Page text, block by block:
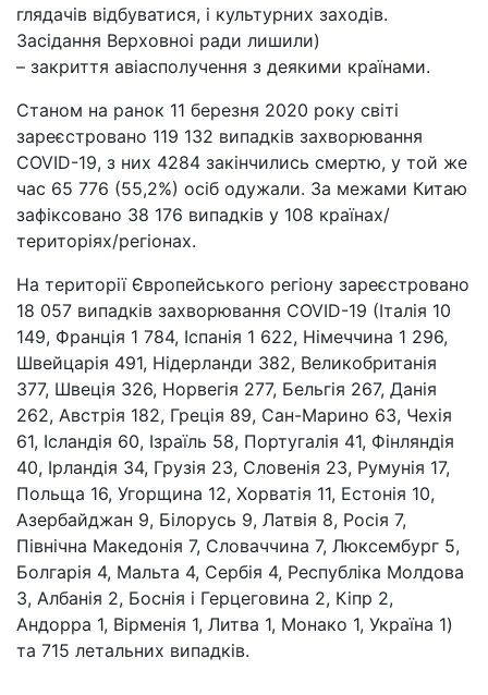
глядачів відбуватися, і культурних заходів.
Засідання Верховноі ради лишили)
– закриття авіасполучення з деякими країнами.
Станом на ранок 11 березня 2020 року світі
зареєстровано 119 132 випадків захворювання
COVID-19, з них 4284 закінчились смертю, у той же
час 65 776 (55,2%) осіб одужали. За межами Китаю
зафіксовано 38 176 випадків у 108 країнах/
територіях/регіонах.
На території Європейського регіону зареєстровано
18 057 випадків захворювання COVID-19 (Італія 10
149, Франція 1 784, Іспанія 1 622, Німеччина 1 296,
Швейцарія 491, Нідерланди 382, Великобританія
377, Швеція 326, Норвегія 277, Бельгія 267, Данія
262, Австрія 182, Греція 89, Сан-Марино 63, Чехія
61, Ісландія 60, Ізраїль 58, Португалія 41, Фінляндія
40, Ірландія 34, Грузія 23, Словенія 23, Румунія 17,
Польща 16, Угорщина 12, Хорватія 11, Естонія 10,
Азербайджан 9, Білорусь 9, Латвія 8, Росія 7,
Північна Македонія 7, Словаччина 7, Люксембург 5,
Болгарія 4, Мальта 4, Сербія 4, Республіка Молдова
3, Албанія 2, Боснія і Герцеговина 2, Кіпр 2,
Андорра 1, Вірменія 1, Литва 1, Монако 1, Україна 1)
та 715 летальних випадків.